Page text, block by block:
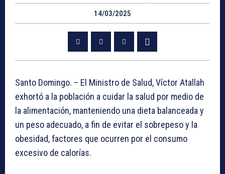
14/03/2025
Santo Domingo. – El Ministro de Salud, Víctor Atallah
exhortó a la población a cuidar la salud por medio de
la alimentación, manteniendo una dieta balanceada y
un peso adecuado, a fin de evitar el sobrepeso y la
obesidad, factores que ocurren por el consumo
excesivo de calorías.